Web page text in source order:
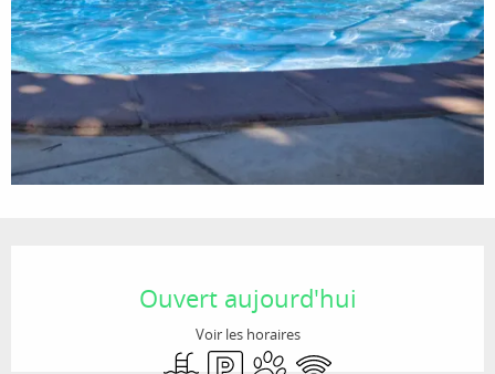
Ouvert aujourd'hui
Voir les horaires
PiscineParkingAnimaux acceptés
WiFi